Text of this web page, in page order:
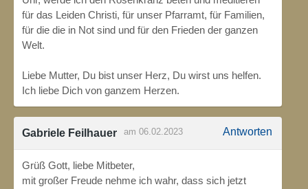
für das Leiden Christi, für unser Pfarramt, für Familien,
für die die in Not sind und für den Frieden der ganzen
Welt.
Liebe Mutter, Du bist unser Herz, Du wirst uns helfen.
Ich liebe Dich von ganzem Herzen.
Gabriele Feilhauer am 06.02.2023 Antworten
Grüß Gott, liebe Mitbeter,
mit großer Freude nehme ich wahr, dass sich jetzt